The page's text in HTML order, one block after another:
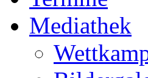
Mediathek